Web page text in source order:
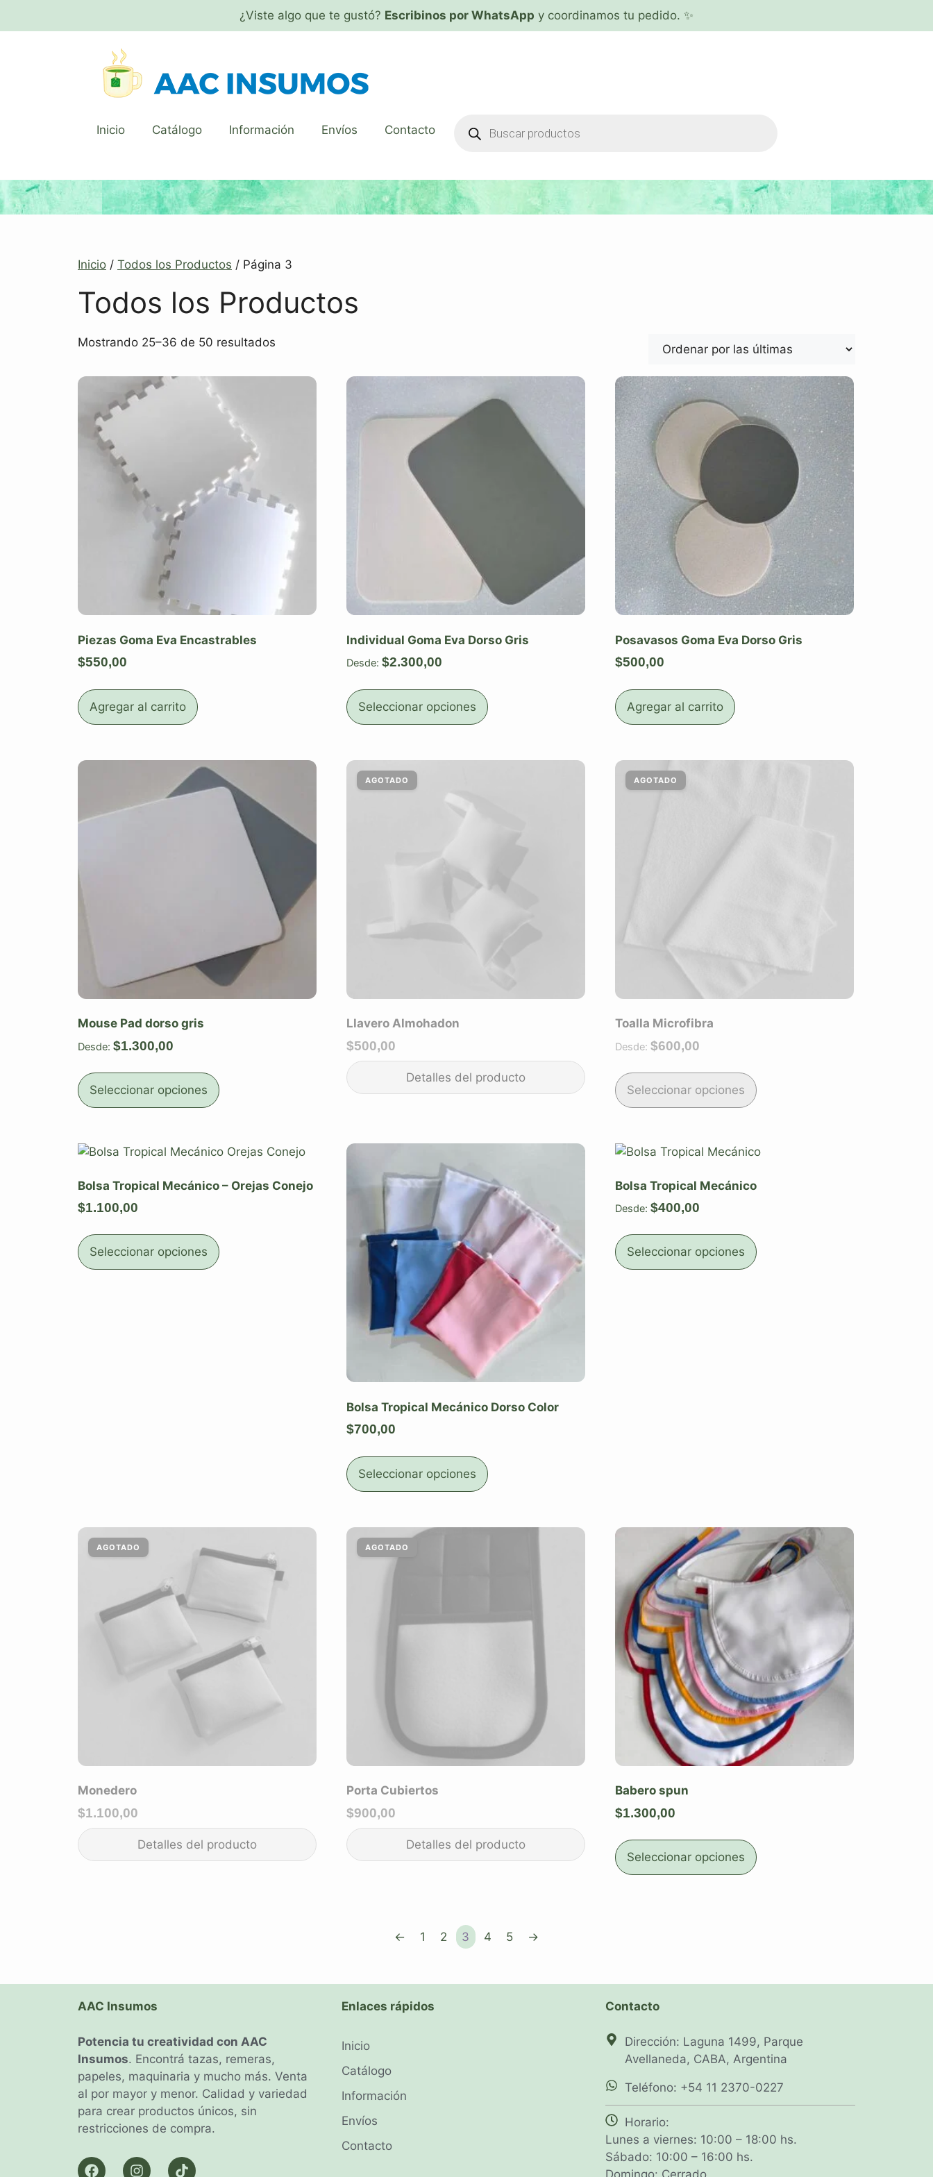
¿Viste algo que te gustó? Escribinos por WhatsApp y coordinamos tu pedido. ✨
Inicio Catálogo Información Envíos Contacto
Inicio / Todos los Productos / Página 3
Todos los Productos
Mostrando 25–36 de 50 resultados
Piezas Goma Eva Encastrables
$550,00
Agregar al carrito
Individual Goma Eva Dorso Gris
Desde: $2.300,00
Seleccionar opciones
Posavasos Goma Eva Dorso Gris
$500,00
Agregar al carrito
Mouse Pad dorso gris
Desde: $1.300,00
Seleccionar opciones
Llavero Almohadon
$500,00
Toalla Microfibra
Desde: $600,00
Seleccionar opciones
Bolsa Tropical Mecánico – Orejas Conejo
$1.100,00
Seleccionar opciones
Bolsa Tropical Mecánico Dorso Color
$700,00
Seleccionar opciones
Bolsa Tropical Mecánico
Desde: $400,00
Seleccionar opciones
Monedero
$1.100,00
Porta Cubiertos
$900,00
Babero spun
$1.300,00
Seleccionar opciones
← 1 2 3 4 5 →
AAC Insumos
Potencia tu creatividad con AAC
Insumos. Encontrá tazas, remeras,
papeles, maquinaria y mucho más. Venta
al por mayor y menor. Calidad y variedad
para crear productos únicos, sin
restricciones de compra.
Enlaces rápidos
Inicio
Catálogo
Información
Envíos
Contacto
Contacto
Dirección: Laguna 1499, Parque
Avellaneda, CABA, Argentina
Teléfono: +54 11 2370-0227
Horario:
Lunes a viernes: 10:00 – 18:00 hs.
Sábado: 10:00 – 16:00 hs.
Domingo: Cerrado